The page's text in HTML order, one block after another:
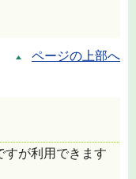
ページの上部へ
すが利用できます